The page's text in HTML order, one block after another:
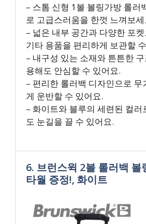
– 스톰 신형 1볼 볼링가방 롤러
로 고급스러움을 한껏 느껴보
– 넓은 내부 공간과 다양한 포
기타 용품을 편리하게 보관할
– 내구성 있는 소재와 튼튼한
용해도 안심할 수 있어요.
– 편리한 롤러백 디자인으로 무
게 운반할 수 있어요.
– 화이트와 블루의 세련된 컬러
도 눈길을 끌 수 있어요.
6. 브런스윅 2볼 롤러백 볼
타월 증정!, 화이트